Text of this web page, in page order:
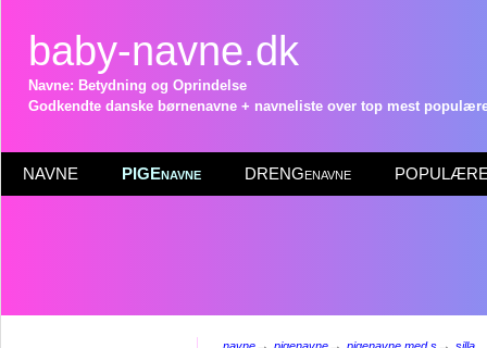
baby-navne.dk
Navne: Betydning og Oprindelse
Godkendte danske børnenavne + navneliste over top mest
NAVNE PIGEnavne DRENGenavne POPULÆRE